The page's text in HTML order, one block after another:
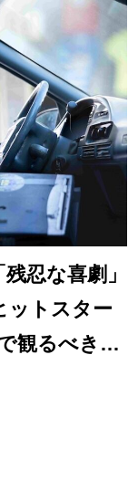
忍な喜劇」
ットスター
観るべき理